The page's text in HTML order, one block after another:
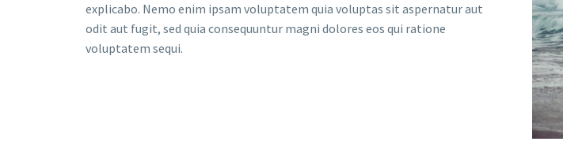
explicabo. Nemo enim ipsam voluptatem quia voluptas sit aspernatur aut
odit aut fugit, sed quia consequuntur magni dolores eos qui ratione
voluptatem sequi.